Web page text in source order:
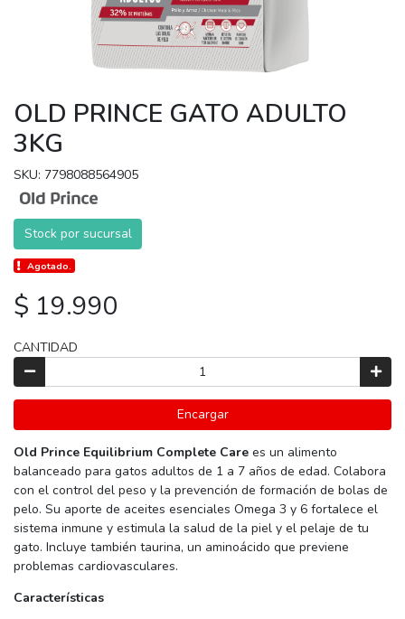
OLD PRINCE GATO ADULTO
3KG
SKU: 7798088564905
Stock por sucursal
Agotado.
$ 19.990
CANTIDAD
Encargar
Old Prince Equilibrium Complete Care es un alimento
balanceado para gatos adultos de 1 a 7 años de edad. Colabora
con el control del peso y la prevención de formación de bolas de
pelo. Su aporte de aceites esenciales Omega 3 y 6 fortalece el
sistema inmune y estimula la salud de la piel y el pelaje de tu
gato. Incluye también taurina, un aminoácido que previene
problemas cardiovasculares.
Características